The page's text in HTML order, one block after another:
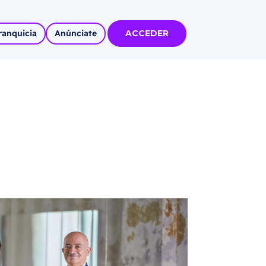
con
tu Marca
Anúnciate ACCEDER